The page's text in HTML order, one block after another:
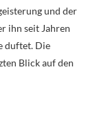
und der
ihn seit Jahren
duftet. Die
Blick auf den